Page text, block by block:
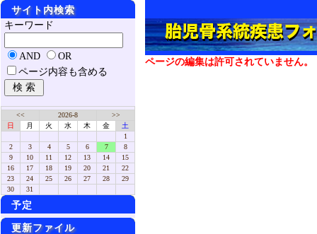
ページの編集は許可されていません。
サイト内検索
キーワード
AND
OR
ページ内容も含める
<< 2026-8
>>
日
月 火 水 木 金
土
1
2
3 4 5 6 7
8
9
10 11 12 13 14
15
16
17 18 19 20 21
22
23
24 25 26 27 28
29
30
31
予定
更新ファイル